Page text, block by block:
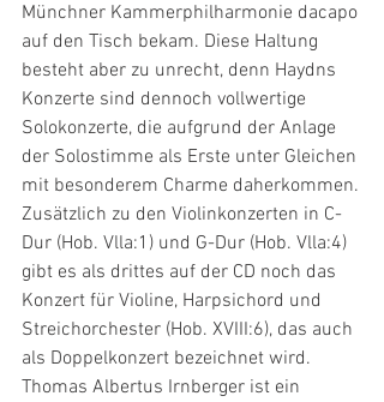
Münchner Kammerphilharmonie dacapo
auf den Tisch bekam. Diese Haltung
besteht aber zu unrecht, denn Haydns
Konzerte sind dennoch vollwertige
Solokonzerte, die aufgrund der Anlage
der Solostimme als Erste unter Gleichen
mit besonderem Charme daherkommen.
Zusätzlich zu den Violinkonzerten in C-
Dur (Hob. Vlla:1) und G-Dur (Hob. Vlla:4)
gibt es als drittes auf der CD noch das
Konzert für Violine, Harpsichord und
Streichorchester (Hob. XVIII:6), das auch
als Doppelkonzert bezeichnet wird.
Thomas Albertus Irnberger ist ein